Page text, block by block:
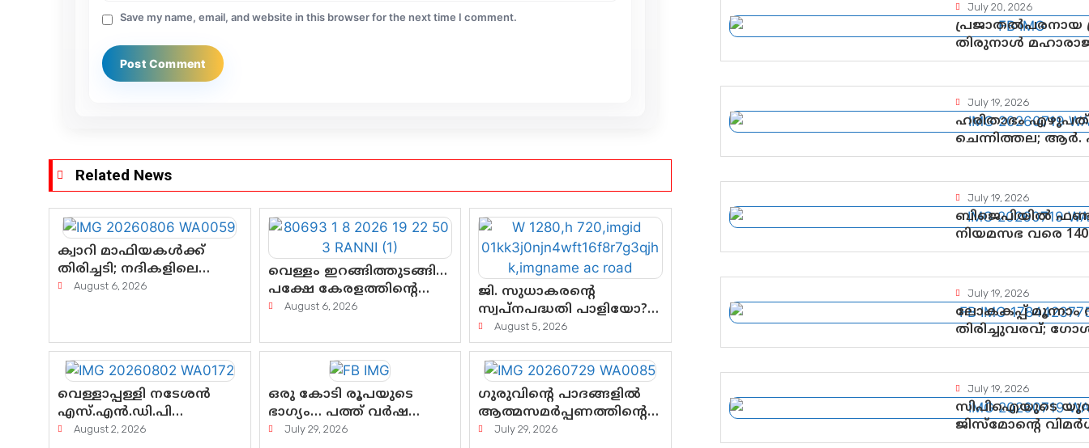
Save my name, email, and website in this browser for the next time I comment.
Related News
ക്വാറി മാഫിയകൾക്ക്
തിരിച്ചടി; നദികളിലെ
മണൽവാരൽ
August 6, 2026
വെള്ളം ഇറങ്ങിത്തുടങ്ങി…
പക്ഷേ കേരളത്തിന്റെ
കണ്ണീരൊലിപ്പ്
August 6, 2026
ജി. സുധാകരന്റെ
സ്വപ്നപദ്ധതി പാളിയോ?
എസി റോഡിന്റെ ആദ്യ
പ്രളയപരീക്ഷയിൽ
ഉയരുന്നത് ഗുരുതര
ചോദ്യങ്ങൾ
August 5, 2026
വെള്ളാപ്പള്ളി നടേശൻ
എസ്.എൻ.ഡി.പി
യോഗത്തെ ദുരുപയോഗം
August 2, 2026
ഒരു കോടി രൂപയുടെ
ഭാഗ്യം… പത്ത് വർഷത്തെ
ദുരിതം! കേരള ലോട്ടറി
July 29, 2026
ഗുരുവിന്റെ പാദങ്ങളിൽ
ആത്മസമർപ്പണത്തിന്റെ
പുണ്യദിനം; മാതാ
July 29, 2026
July 20, 2026
പ്രജാതൽപരനായ
തിരുനാൾ
July 19, 2026
ഹരിതാഭം
ചെന്നിത്തല; ആർ.
ആഘോഷങ്ങൾക്ക്
July 19, 2026
ബിജെപിയിൽ
നിയമസഭ വരെ
July 19, 2026
ലോകകപ്പ് മൂന്നാം
തിരിച്ചുവരവ്;
July 19, 2026
സിപിഐയുടെ
ജിസ്മോന്റെ